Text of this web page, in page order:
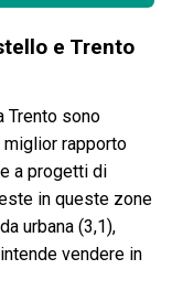
e Trento
Trento sono
miglior rapporto
a progetti di
in queste zone
urbana (3,1),
vendere in